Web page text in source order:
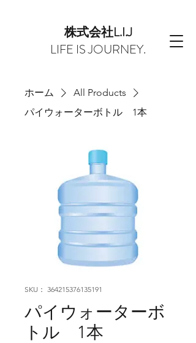
株式会社L.I.J
LIFE IS JOURNEY.
ホーム
All Products
パイウォーターボトル 1本
SKU： 364215376135191
パイウォーターボ
トル 1本